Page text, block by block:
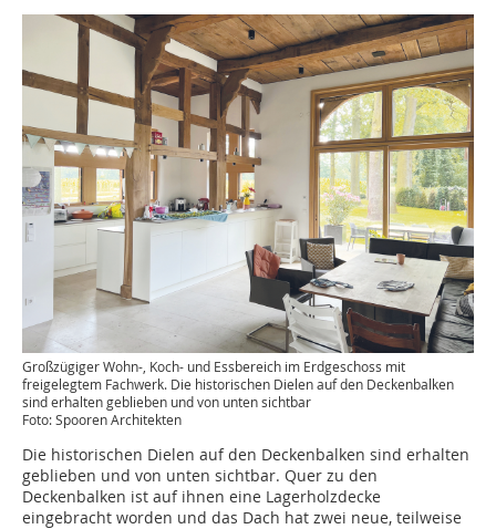
Großzügiger Wohn-, Koch- und Essbereich im Erdgeschoss mit
freigelegtem Fachwerk. Die historischen Dielen auf den Deckenbalken
sind erhalten geblieben und von unten sichtbar
Foto: Spooren Architekten
Die historischen Dielen auf den Deckenbalken sind erhalten
geblieben und von unten sichtbar. Quer zu den
Deckenbalken ist auf ihnen eine Lagerholzdecke
eingebracht worden und das Dach hat zwei neue, teilweise